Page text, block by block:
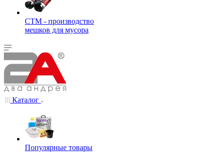
СТМ - производство
мешков для мусора
Каталог
Популярные товары